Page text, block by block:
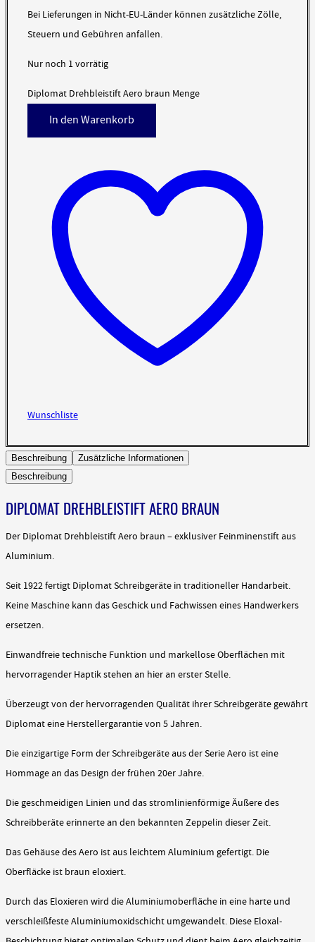
Bei Lieferungen in Nicht-EU-Länder können zusätzliche Zölle,
Steuern und Gebühren anfallen.
Nur noch 1 vorrätig
Diplomat Drehbleistift Aero braun Menge
In den Warenkorb
Wunschliste
Beschreibung
Zusätzliche Informationen
Beschreibung
DIPLOMAT DREHBLEISTIFT AERO BRAUN
Der Diplomat Drehbleistift Aero braun – exklusiver Feinminenstift aus
Aluminium.
Seit 1922 fertigt Diplomat Schreibgeräte in traditioneller Handarbeit.
Keine Maschine kann das Geschick und Fachwissen eines Handwerkers
ersetzen.
Einwandfreie technische Funktion und markellose Oberflächen mit
hervorragender Haptik stehen an hier an erster Stelle.
Überzeugt von der hervorragenden Qualität ihrer Schreibgeräte gewährt
Diplomat eine Herstellergarantie von 5 Jahren.
Die einzigartige Form der Schreibgeräte aus der Serie Aero ist eine
Hommage an das Design der frühen 20er Jahre.
Die geschmeidigen Linien und das stromlinienförmige Äußere des
Schreibberäte erinnerte an den bekannten Zeppelin dieser Zeit.
Das Gehäuse des Aero ist aus leichtem Aluminium gefertigt. Die
Oberfläcke ist braun eloxiert.
Durch das Eloxieren wird die Aluminiumoberfläche in eine harte und
verschleißfeste Aluminiumoxidschicht umgewandelt. Diese Eloxal-